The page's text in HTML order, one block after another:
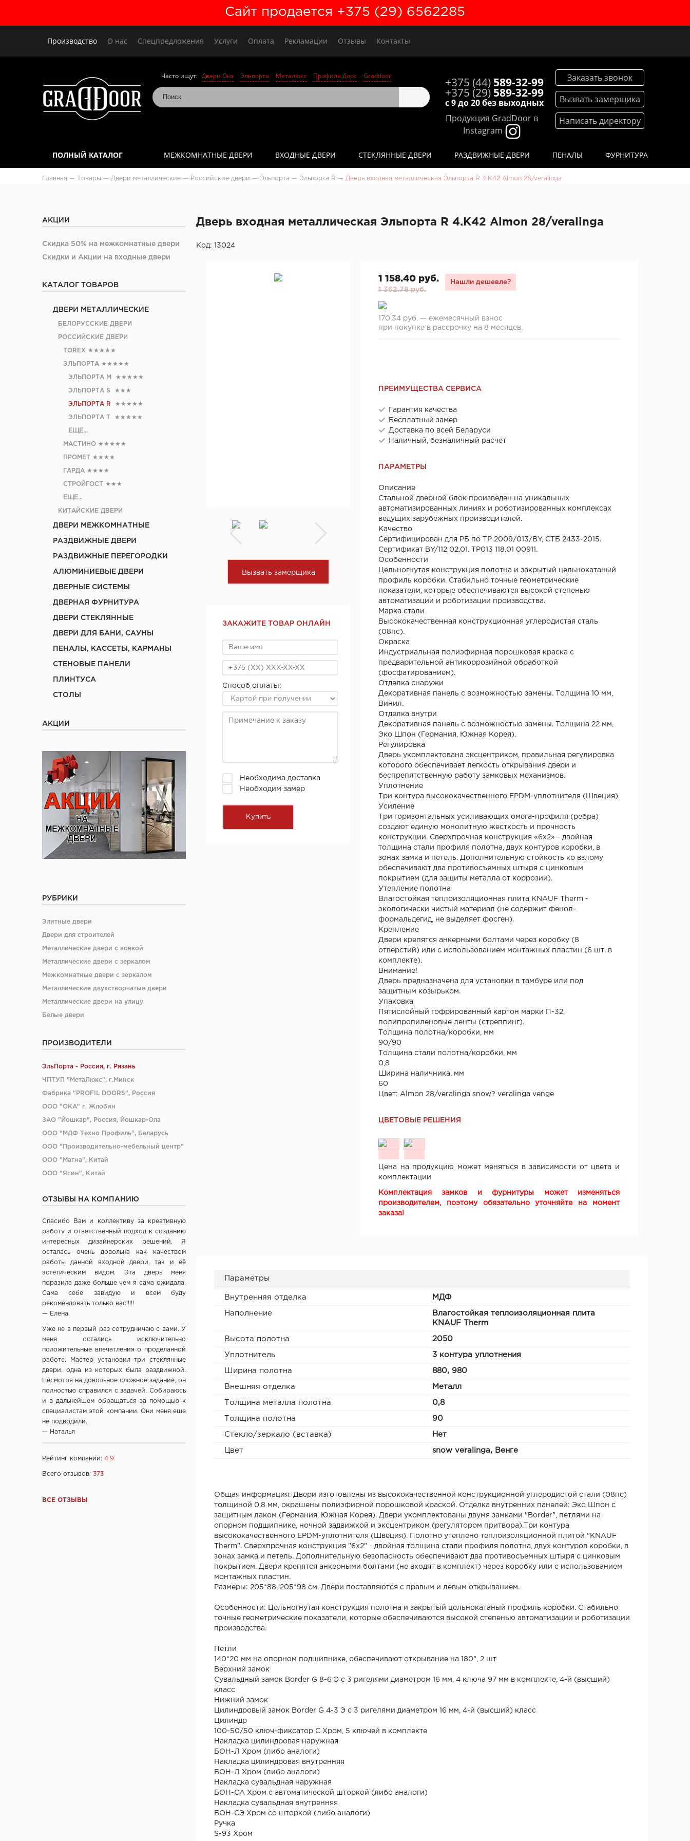
Сайт продается +375 (29) 6562285
Производство О нас Спецпредложения Услуги Оплата Рекламации Отзывы Контакты
Заказать звонок
Вызвать замерщика
Написать директору
+375 (44) 589-32-99
+375 (29) 589-32-99
с 9 до 20 без выходных
Продукция GradDoor в
Instagram
Часто ищут: Двери Ока Эльпорта Металюкс Профиль Дорс Graddoor
ПОЛНЫЙ КАТАЛОГ МЕЖКОМНАТНЫЕ ДВЕРИ ВХОДНЫЕ ДВЕРИ СТЕКЛЯННЫЕ ДВЕРИ РАЗДВИЖНЫЕ ДВЕРИ ПЕНАЛЫ ФУРНИТУРА
Главная — Товары — Двери металлические — Российские двери — Эльпорта — Эльпорта R — Дверь входная металлическая Эльпорта R 4.K42 Almon 28/veralinga
АКЦИИ
Скидка 50% на межкомнатные двери
Скидки и Акции на входные двери
КАТАЛОГ ТОВАРОВ
ДВЕРИ МЕТАЛЛИЧЕСКИЕ
БЕЛОРУССКИЕ ДВЕРИ
РОССИЙСКИЕ ДВЕРИ
TOREX ★★★★★
ЭЛЬПОРТА ★★★★★
ЭЛЬПОРТА M ★★★★★
ЭЛЬПОРТА S ★★★
ЭЛЬПОРТА R ★★★★★
ЭЛЬПОРТА Т ★★★★★
ЕЩЕ...
МАСТИНО ★★★★★
ПРОМЕТ ★★★★
ГАРДА ★★★★
СТРОЙГОСТ ★★★
ЕЩЕ...
КИТАЙСКИЕ ДВЕРИ
ДВЕРИ МЕЖКОМНАТНЫЕ
РАЗДВИЖНЫЕ ДВЕРИ
РАЗДВИЖНЫЕ ПЕРЕГОРОДКИ
АЛЮМИНИЕВЫЕ ДВЕРИ
ДВЕРНЫЕ СИСТЕМЫ
ДВЕРНАЯ ФУРНИТУРА
ДВЕРИ СТЕКЛЯННЫЕ
ДВЕРИ ДЛЯ БАНИ, САУНЫ
ПЕНАЛЫ, КАССЕТЫ, КАРМАНЫ
СТЕНОВЫЕ ПАНЕЛИ
ПЛИНТУСА
СТОЛЫ
АКЦИИ
РУБРИКИ
Элитные двери
Двери для строителей
Металлические двери с ковкой
Металлические двери с зеркалом
Межкомнатные двери с зеркалом
Металлические двухстворчатые двери
Металлические двери на улицу
Белые двери
ПРОИЗВОДИТЕЛИ
ЭльПорта - Россия, г. Рязань
ЧПТУП "МетаЛюкс", г.Минск
Фабрика "PROFIL DOORS", Россия
ООО "ОКА" г. Жлобин
ЗАО "Йошкар", Россия, Йошкар-Ола
ООО "МДФ Техно Профиль", Беларусь
ООО "Производительно-мебельный центр"
ООО "Магна", Китай
ООО "Ясин", Китай
ООО "Промет", г. Москва
Verda ЗАО "ПО Одинцово", г. Москва
ОАО "Стройдетали" г. Вилейка
ОАО Лесплитинвест, СПБ, Россия
ООО "Вудрев" г. Мозырь
ООО "Прима Порта", Минск
СООО Исток- Инвест, г. Минск
ЧТУП "Ньюдор", г. Минск
ОДО «Беллесизделие», г. Минск
Компания "Веллдорис", г. Санкт-Петербург
Фабрика дверей "Ростра", Москва
"Акма", г. Санкт-Петербург
company "Fuaro", Италия
ОТЗЫВЫ НА КОМПАНИЮ
Спасибо Вам и коллективу за креативную
работу и ответственный подход к созданию
интересных дизайнерских решений. Я
осталась очень довольна как качеством
работы данной входной двери, так и её
эстетическим видом. Эта дверь меня
поразила даже больше чем я сама ожидала.
Сама себе завидую и всем буду
рекомендовать только вас!!!!!
— Елена
Уже не в первый раз сотрудничаю с вами. У
меня остались исключительно
положительные впечатления о проделанной
работе. Мастер установил три стеклянные
двери, одна из которых была раздвижной.
Несмотря на довольное сложное задание, он
полностью справился с задачей. Собираюсь
и в дальнейшем обращаться за помощью к
специалистам этой компании. Они меня еще
не подводили.
— Наталья
Рейтинг компании: 4.9
Всего отзывов: 373
ВСЕ ОТЗЫВЫ
Дверь входная металлическая Эльпорта R 4.K42 Almon 28/veralinga
Код: 13024
Вызвать замерщика
ЗАКАЖИТЕ ТОВАР ОНЛАЙН
Способ оплаты:
Необходима доставка
Необходим замер
1 158.40 руб.
1 362.78 руб.
Нашли дешевле?
170.34 руб. — ежемесячный взнос
при покупке в рассрочку на 8 месяцев.
ПРЕИМУЩЕСТВА СЕРВИСА
Гарантия качества
Бесплатный замер
Доставка по всей Беларуси
Наличный, безналичный расчет
ПАРАМЕТРЫ
Описание
Стальной дверной блок произведен на уникальных
автоматизированных линиях и роботизированных комплексах
ведущих зарубежных производителей.
Качество
Сертифицирован для РБ по ТР 2009/013/BY, СТБ 2433-2015.
Сертификат BY/112 02.01. TP013 118.01 00911.
Особенности
Цельногнутая конструкция полотна и закрытый цельнокатаный
профиль коробки. Стабильно точные геометрические
показатели, которые обеспечиваются высокой степенью
автоматизации и роботизации производства.
Марка стали
Высококачественная конструкционная углеродистая сталь
(08пс).
Окраска
Индустриальная полиэфирная порошковая краска с
предварительной антикоррозийной обработкой
(фосфатированием).
Отделка снаружи
Декоративная панель с возможностью замены. Толщина 10 мм,
Винил.
Отделка внутри
Декоративная панель с возможностью замены. Толщина 22 мм,
Эко Шпон (Германия, Южная Корея).
Регулировка
Дверь укомплектована эксцентриком, правильная регулировка
которого обеспечивает легкость открывания двери и
беспрепятственную работу замковых механизмов.
Уплотнение
Три контура высококачественного EPDM-уплотнителя (Швеция).
Усиление
Три горизонтальных усиливающих омега-профиля (ребра)
создают единую монолитную жесткость и прочность
конструкции. Сверхпрочная конструкция «6x2» - двойная
толщина стали профиля полотна, двух контуров коробки, в
зонах замка и петель. Дополнительную стойкость ко взлому
обеспечивают два противосъемных штыря с цинковым
покрытием (для защиты металла от коррозии).
Утепление полотна
Влагостойкая теплоизоляционная плита KNAUF Therm -
экологически чистый материал (не содержит фенол-
формальдегид, не выделяет фосген).
Крепление
Двери крепятся анкерными болтами через коробку (8
отверстий) или с использованием монтажных пластин (6 шт. в
комплекте).
Внимание!
Дверь предназначена для установки в тамбуре или под
защитным козырьком.
Упаковка
Пятислойный гофрированный картон марки П-32,
полипропиленовые ленты (стреппинг).
Толщина полотна/коробки, мм
90/90
Толщина стали полотна/коробки, мм
0,8
Ширина наличника, мм
60
Цвет: Almon 28/veralinga snow? veralinga venge
ЦВЕТОВЫЕ РЕШЕНИЯ
Цена на продукцию может меняться в зависимости от цвета и
комплектации
Комплектация замков и фурнитуры может изменяться
производителем, поэтому обязательно уточняйте на момент
заказа!
Параметры
Внутренняя отделка МДФ
Наполнение
Влагостойкая теплоизоляционная плита
KNAUF Therm
Высота полотна 2050
Уплотнитель 3 контура уплотнения
Ширина полотна 880, 980
Внешняя отделка Металл
Толщина металла полотна 0,8
Толщина полотна 90
Стекло/зеркало (вставка) Нет
Цвет snow veralinga, Венге
Общая информация: Двери изготовлены из высококачественной конструкционной углеродистой стали (08пс)
толщиной 0,8 мм, окрашены полиэфирной порошковой краской. Отделка внутренних панелей: Эко Шпон с
защитным лаком (Германия, Южная Корея). Двери укомплектованы двумя замками "Border", петлями на
опорном подшипнике, ночной задвижкой и эксцентриком (регулятором притвора).Три контура
высококачественного EPDM-уплотнителя (Швеция). Полотно утеплено теплоизоляционной плитой "KNAUF
Therm". Сверхпрочная конструкция "6x2" - двойная толщина стали профиля полотна, двух контуров коробки, в
зонах замка и петель. Дополнительную безопасность обеспечивают два противосъемных штыря с цинковым
покрытием. Двери крепятся анкерными болтами (не входят в комплект) через коробку или с использованием
монтажных пластин.
Размеры: 205*88, 205*98 см. Двери поставляются с правым и левым открыванием.
Особенности: Цельногнутая конструкция полотна и закрытый цельнокатаный профиль коробки. Стабильно
точные геометрические показатели, которые обеспечиваются высокой степенью автоматизации и роботизации
производства.
Петли
140*20 мм на опорном подшипнике, обеспечивают открывание на 180°, 2 шт
Верхний замок
Сувальдный замок Border G 8-6 Э с 3 ригелями диаметром 16 мм, 4 ключа 97 мм в комплекте, 4-й (высший)
класс
Нижний замок
Цилиндровый замок Border G 4-3 Э с 3 ригелями диаметром 16 мм, 4-й (высший) класс
Цилиндр
100-50/50 ключ-фиксатор C Хром, 5 ключей в комплекте
Накладка цилиндровая наружная
БОН-Л Хром (либо аналоги)
Накладка цилиндровая внутренняя
БОН-Л Хром (либо аналоги)
Накладка сувальдная наружная
БОН-СА Хром с автоматической шторкой (либо аналоги)
Накладка сувальдная внутренняя
БОН-СЭ Хром со шторкой (либо аналоги)
Ручка
S-93 Хром